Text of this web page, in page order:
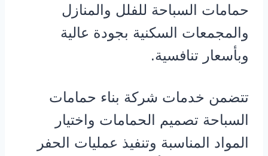
حمامات السباحة للفلل والمنازل
والمجمعات السكنية بجودة عالية
وبأسعار تنافسية.
تتضمن خدمات شركة بناء حمامات
السباحة تصميم الحمامات واختيار
المواد المناسبة وتنفيذ عمليات الحفر